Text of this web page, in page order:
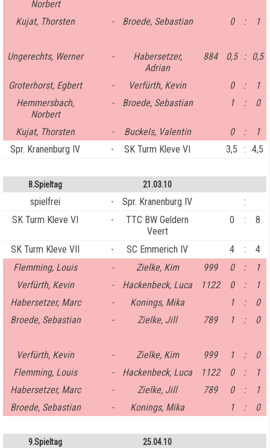
Norbert
Kujat, Thorsten - Broede, Sebastian 0 : 1
Ungerechts, Werner -
Habersetzer,
Adrian
884 0,5 : 0,5
Groterhorst, Egbert - Verfürth, Kevin 0 :
1
Hemmersbach,
Norbert
- Broede, Sebastian 1 : 0
Kujat, Thorsten - Buckels, Valentin 0 :
1
Spr. Kranenburg IV
- SK Turm Kleve VI 3,5 : 4,5
8.Spieltag 21.03.10
spielfrei - Spr. Kranenburg IV
:
SK Turm Kleve VI
-
TTC BW Geldern
Veert
0 : 8
SK Turm Kleve VII - SC Emmerich IV 4 :
4
Flemming, Louis
- Zielke, Kim 999 0 :
1
Verfürth, Kevin
- Hackenbeck, Luca 1122 0 :
1
Habersetzer, Marc
- Konings, Mika 1 :
0
Broede, Sebastian
- Zielke, Jill 789 1 : 0
Verfürth, Kevin - Zielke, Kim 999 1 :
0
Flemming, Louis
- Hackenbeck, Luca 1122 0 :
1
Habersetzer, Marc
- Zielke, Jill 789 0 :
1
Broede, Sebastian
- Konings, Mika 1 : 0
9.Spieltag 25.04.10